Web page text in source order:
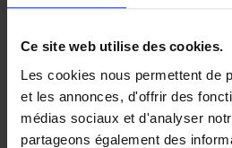
Ce site web utilise des cookies.
Les cookies nous permettent de
et les annonces, d'offrir des
médias sociaux et d'analyser
partageons également des
Building
Business
Jochen Roef
Couverture souple